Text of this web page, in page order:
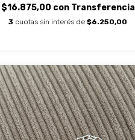
$16.875,00 con Transferencia
3 cuotas sin interés de$6.250,00